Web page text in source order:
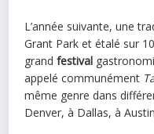
L’année suivante, une
Grant Park et étalé sur
grandfestival
appelé communément
même genre dans
Denver, à Dallas, à